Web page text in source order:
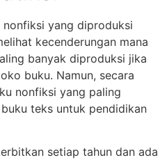
yang diproduksi
kecenderungan mana
banyak diproduksi jika
buku. Namun, secara
nonfiksi yang paling
teks untuk pendidikan
setiap tahun dan ada